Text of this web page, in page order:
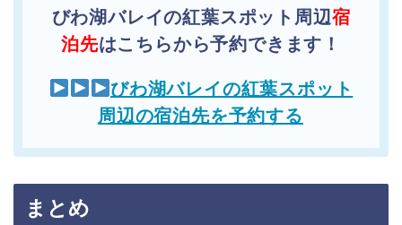
びわ湖バレイの紅葉スポット周辺宿
泊先はこちらから予約できます！
びわ湖バレイの紅葉スポット
周辺の宿泊先を予約する
まとめ